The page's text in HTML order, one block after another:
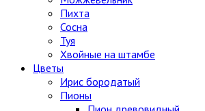
Пихта
Сосна
Туя
Хвойные на штамбе
Цветы
Ирис бородатый
Пионы